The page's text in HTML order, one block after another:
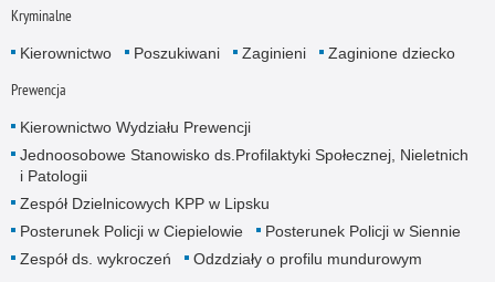
Kryminalne
Kierownictwo Poszukiwani Zaginieni Zaginione dziecko
Prewencja
Kierownictwo Wydziału Prewencji
Jednoosobowe Stanowisko ds.Profilaktyki Społecznej, Nieletnich
i Patologii
Zespół Dzielnicowych KPP w Lipsku
Posterunek Policji w Ciepielowie
Posterunek Policji w Siennie
Zespół ds. wykroczeń
Odzdziały o profilu mundurowym